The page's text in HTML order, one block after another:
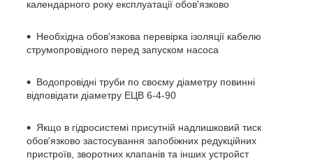
календарного року експлуатації обов'язково
Необхідна обов'язкова перевірка ізоляції кабелю
струмопровідного перед запуском насоса
Водопровідні труби по своєму діаметру повинні
відповідати діаметру ЕЦВ 6-4-90
Якщо в гідросистемі присутній надлишковий тиск
обов'язково застосування запобіжних редукційних
пристроїв, зворотних клапанів та інших устройст